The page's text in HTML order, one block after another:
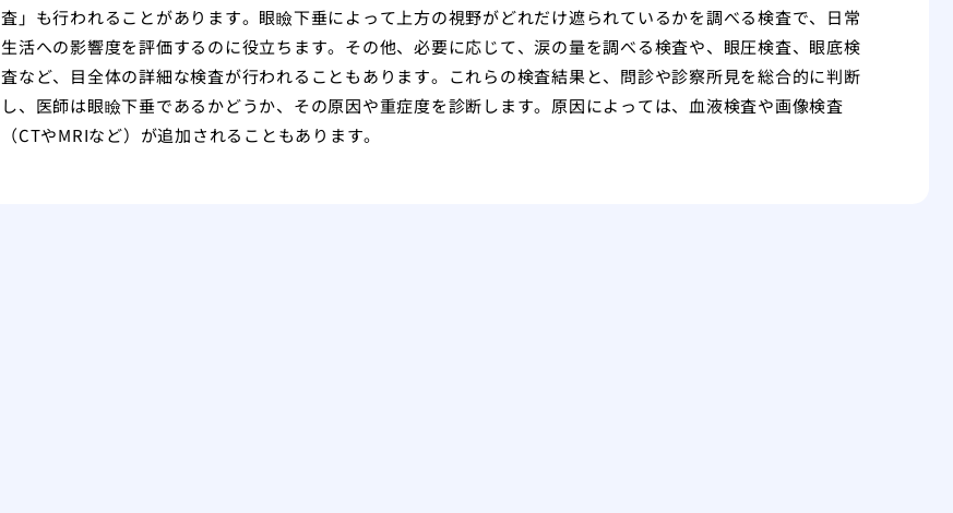
査」も行われることがあります。眼瞼下垂によって上方の視野がどれだけ遮られているかを調べる検査で、日常
生活への影響度を評価するのに役立ちます。その他、必要に応じて、涙の量を調べる検査や、眼圧検査、眼底検
査など、目全体の詳細な検査が行われることもあります。これらの検査結果と、問診や診察所見を総合的に判断
し、医師は眼瞼下垂であるかどうか、その原因や重症度を診断します。原因によっては、血液検査や画像検査
（CTやMRIなど）が追加されることもあります。